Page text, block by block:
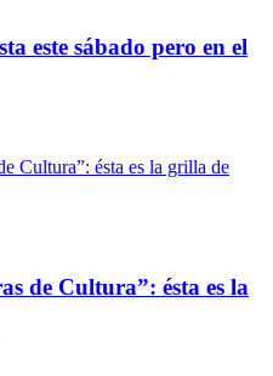
este sábado pero en el
de Cultura”: ésta es la